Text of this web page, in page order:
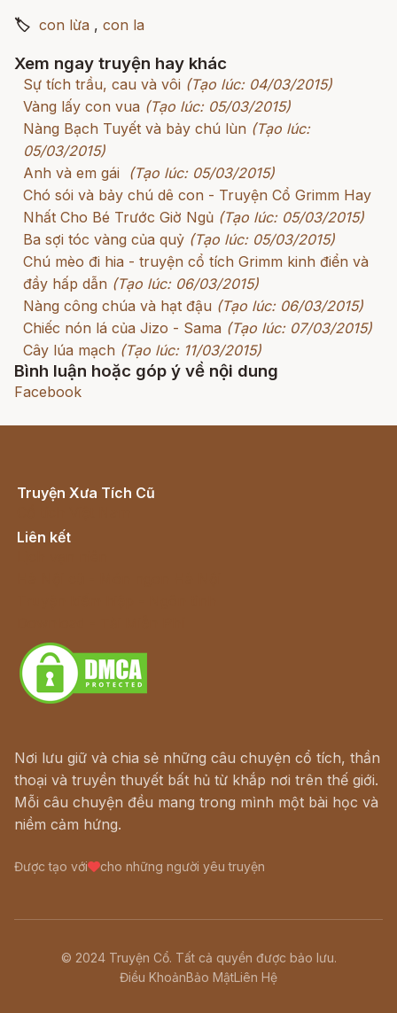
🏷 con lừa , con la
Xem ngay truyện hay khác
Sự tích trầu, cau và vôi (Tạo lúc: 04/03/2015)
Vàng lấy con vua (Tạo lúc: 05/03/2015)
Nàng Bạch Tuyết và bảy chú lùn (Tạo lúc:
05/03/2015)
Anh và em gái
(Tạo lúc: 05/03/2015)
Chó sói và bảy chú dê con - Truyện Cổ Grimm Hay
Nhất Cho Bé Trước Giờ Ngủ (Tạo lúc: 05/03/2015)
Ba sợi tóc vàng của quỷ (Tạo lúc: 05/03/2015)
Chú mèo đi hia - truyện cổ tích Grimm kinh điển và
đầy hấp dẫn (Tạo lúc: 06/03/2015)
Nàng công chúa và hạt đậu (Tạo lúc: 06/03/2015)
Chiếc nón lá của Jizo - Sama (Tạo lúc: 07/03/2015)
Cây lúa mạch (Tạo lúc: 11/03/2015)
Bình luận hoặc góp ý về nội dung
Facebook
Truyện Xưa Tích Cũ
Liên kết
Nơi lưu giữ và chia sẻ những câu chuyện cổ tích, thần
thoại và truyền thuyết bất hủ từ khắp nơi trên thế giới.
Mỗi câu chuyện đều mang trong mình một bài học và
niềm cảm hứng.
Được tạo với cho những người yêu truyện
© 2024 Truyện Cổ. Tất cả quyền được bảo lưu.
Điều KhoảnBảo MậtLiên Hệ